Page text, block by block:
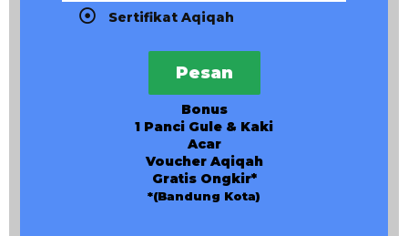
Sertifikat Aqiqah
Pesan
Bonus
1 Panci Gule & Kaki
Acar
Voucher Aqiqah
Gratis Ongkir*
*(Bandung Kota)